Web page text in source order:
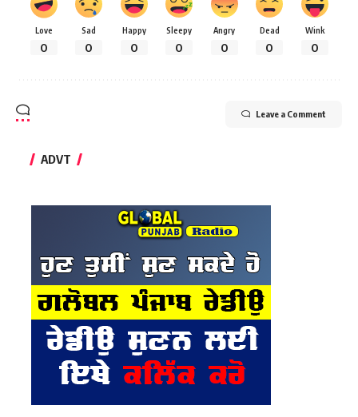
Love
0
Sad
0
Happy
0
Sleepy
0
Angry
0
Dead
0
Wink
0
Leave a Comment
ADVT